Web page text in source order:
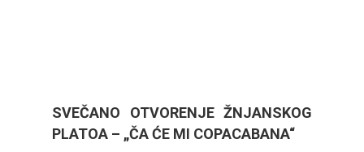
SVEČANO OTVORENJE ŽNJANSKOG
PLATOA – „ČA ĆE MI COPACABANA“